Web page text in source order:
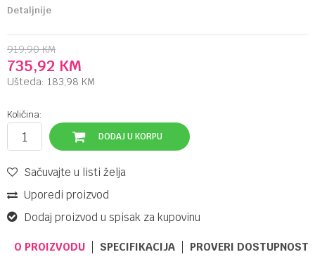
Detaljnije
919,90 KM
735,92 KM
Ušteda: 183,98 KM
Količina:
DODAJ U KORPU
Sačuvajte u listi želja
Uporedi proizvod
Dodaj proizvod u spisak za kupovinu
O PROIZVODU SPECIFIKACIJA PROVERI DOSTUPNOST